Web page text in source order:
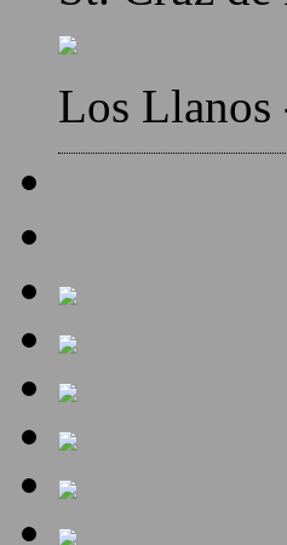
Los Llanos